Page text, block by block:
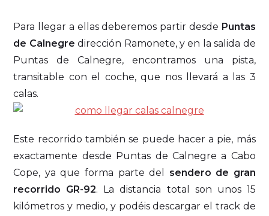
Para llegar a ellas deberemos partir desde Puntas
de Calnegre dirección Ramonete, y en la salida de
Puntas de Calnegre, encontramos una pista,
transitable con el coche, que nos llevará a las 3
calas.
Este recorrido también se puede hacer a pie, más
exactamente desde Puntas de Calnegre a Cabo
Cope, ya que forma parte del sendero de gran
recorrido GR-92. La distancia total son unos 15
kilómetros y medio, y podéis descargar el track de